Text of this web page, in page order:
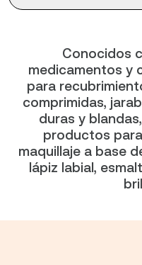
Conocidos
medicamentos y
para
comprimidas,
duras y
productos
maquillaje a base
lápiz labial,